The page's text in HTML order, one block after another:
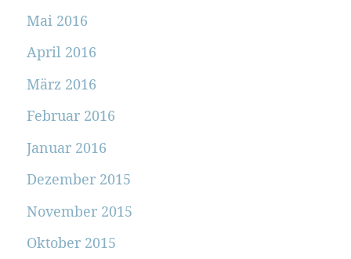
Mai 2016
April 2016
März 2016
Februar 2016
Januar 2016
Dezember 2015
November 2015
Oktober 2015